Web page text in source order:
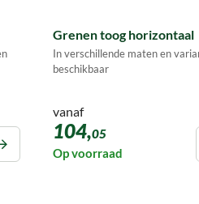
Grenen toog horizontaal
In verschillende maten en
beschikbaar
vanaf
104,05
Op voorraad